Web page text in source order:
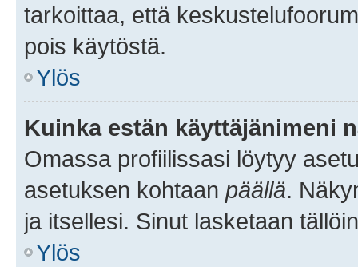
tarkoittaa, että
pois käytöstä.
Ylös
Kuinka estän käyttäjänimeni
Omassa profiilissasi löytyy
asetuksen kohtaan päällä.
ja itsellesi. Sinut lasketaan
Ylös